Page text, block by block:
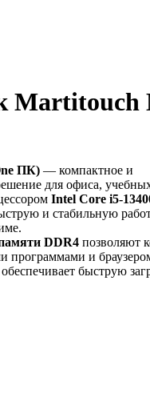
Martitouch
ПК) — компактное и
для офиса,
Intel Core i5-
и стабильную
DDR4 позволяют
программами и
обеспечивает быструю